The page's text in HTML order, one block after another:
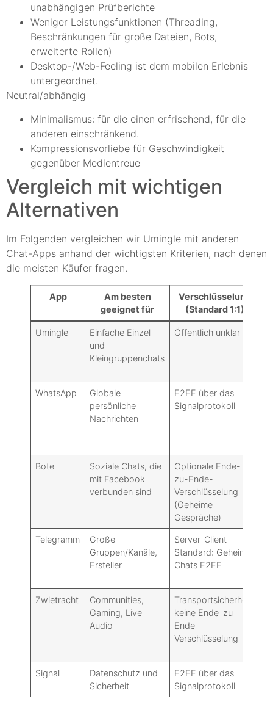
unabhängigen Prüfberichte
Weniger Leistungsfunktionen (Threading,
Beschränkungen für große Dateien, Bots,
erweiterte Rollen)
Desktop-/Web-Feeling ist dem mobilen Erlebnis
untergeordnet.
Neutral/abhängig
Minimalismus: für die einen erfrischend, für die
anderen einschränkend.
Kompressionsvorliebe für Geschwindigkeit
gegenüber Medientreue
Vergleich mit wichtigen
Alternativen
Im Folgenden vergleichen wir Umingle mit anderen
Chat-Apps anhand der wichtigsten Kriterien, nach denen
die meisten Käufer fragen.
App
Am besten
geeignet für
Verschlüsselung
(Standard 1:1)
Umingle
Einfache Einzel-
und
Kleingruppenchats
Öffentlich unklar
WhatsApp
Globale
persönliche
Nachrichten
E2EE über das
Signalprotokoll
Bote
Soziale Chats, die
mit Facebook
verbunden sind
Optionale Ende-
zu-Ende-
Verschlüsselung
(Geheime
Gespräche)
Telegramm
Große
Gruppen/Kanäle,
Ersteller
Server-Client-
Standard: Geheime
Chats E2EE
Zwietracht
Communities,
Gaming, Live-
Audio
Transportsicherheit:
keine Ende-zu-
Ende-
Verschlüsselung
Signal
Datenschutz und
Sicherheit
E2EE über das
Signalprotokoll